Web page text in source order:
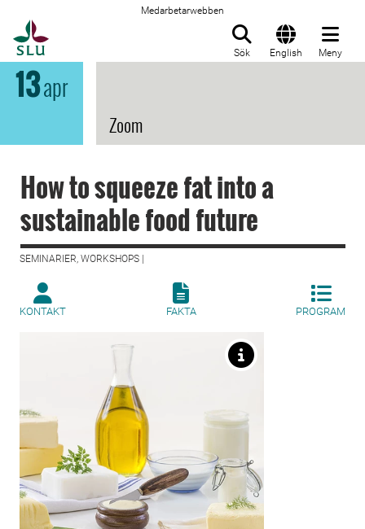
Medarbetarwebben
Sök English Meny
13apr
Zoom
How to squeeze fat into a
sustainable food future
SEMINARIER, WORKSHOPS |
KONTAKT FAKTA PROGRAM